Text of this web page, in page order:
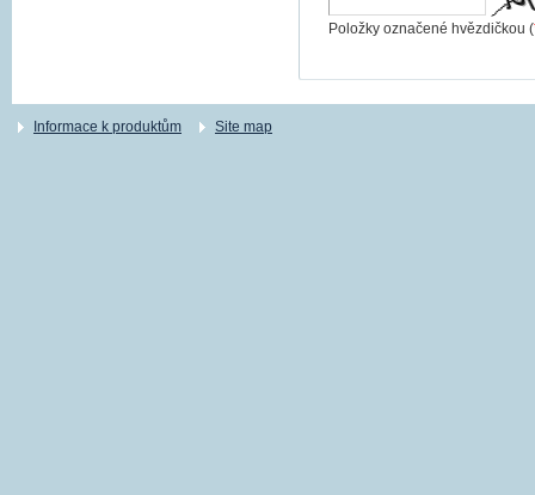
Položky označené hvězdičkou (
Informace k produktům Site map